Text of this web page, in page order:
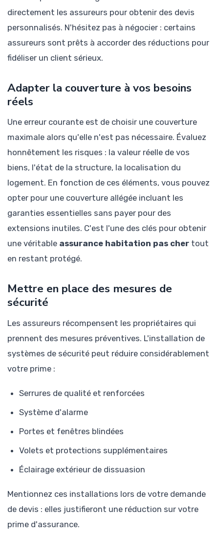
directement les assureurs pour obtenir des devis
personnalisés. N'hésitez pas à négocier : certains
assureurs sont prêts à accorder des réductions pour
fidéliser un client sérieux.
Adapter la couverture à vos besoins
réels
Une erreur courante est de choisir une couverture
maximale alors qu'elle n'est pas nécessaire. Évaluez
honnêtement les risques : la valeur réelle de vos
biens, l'état de la structure, la localisation du
logement. En fonction de ces éléments, vous pouvez
opter pour une couverture allégée incluant les
garanties essentielles sans payer pour des
extensions inutiles. C'est l'une des clés pour obtenir
une véritable assurance habitation pas cher tout
en restant protégé.
Mettre en place des mesures de
sécurité
Les assureurs récompensent les propriétaires qui
prennent des mesures préventives. L'installation de
systèmes de sécurité peut réduire considérablement
votre prime :
Serrures de qualité et renforcées
Système d'alarme
Portes et fenêtres blindées
Volets et protections supplémentaires
Éclairage extérieur de dissuasion
Mentionnez ces installations lors de votre demande
de devis : elles justifieront une réduction sur votre
prime d'assurance.